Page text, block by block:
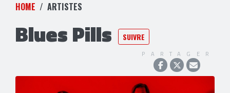
HOME ARTISTES
Blues Pills SUIVRE
PARTAGER